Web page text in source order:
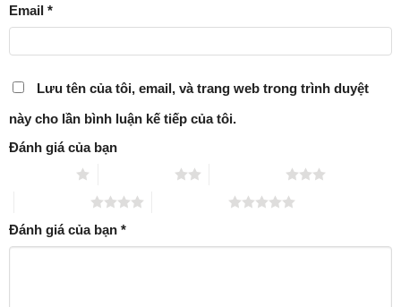
Email *
Lưu tên của tôi, email, và trang web trong trình duyệt
này cho lần bình luận kế tiếp của tôi.
Đánh giá của bạn
Đánh giá của bạn *